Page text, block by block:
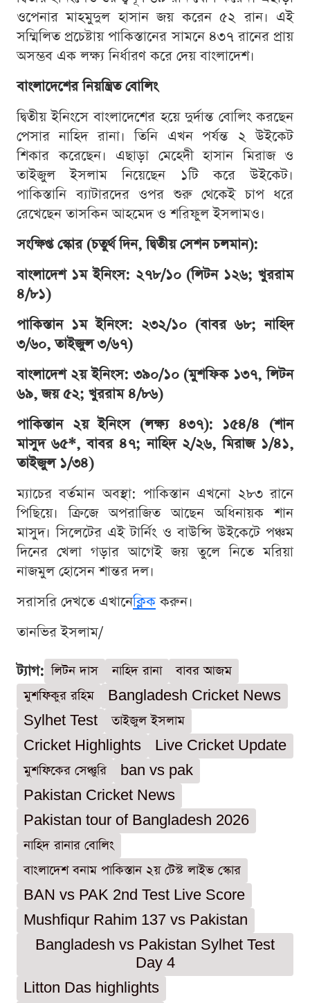
ওপেনার মাহমুদুল হাসান জয় করেন ৫২ রান। এই
সম্মিলিত প্রচেষ্টায় পাকিস্তানের সামনে ৪৩৭ রানের প্রায়
অসম্ভব এক লক্ষ্য নির্ধারণ করে দেয় বাংলাদেশ।
বাংলাদেশের নিয়ন্ত্রিত বোলিং
দ্বিতীয় ইনিংসে বাংলাদেশের হয়ে দুর্দান্ত বোলিং করছেন
পেসার নাহিদ রানা। তিনি এখন পর্যন্ত ২ উইকেট
শিকার করেছেন। এছাড়া মেহেদী হাসান মিরাজ ও
তাইজুল ইসলাম নিয়েছেন ১টি করে উইকেট।
পাকিস্তানি ব্যাটারদের ওপর শুরু থেকেই চাপ ধরে
রেখেছেন তাসকিন আহমেদ ও শরিফুল ইসলামও।
সংক্ষিপ্ত স্কোর (চতুর্থ দিন, দ্বিতীয় সেশন চলমান):
বাংলাদেশ ১ম ইনিংস: ২৭৮/১০ (লিটন ১২৬; খুররাম
৪/৮১)
পাকিস্তান ১ম ইনিংস: ২৩২/১০ (বাবর ৬৮; নাহিদ
৩/৬০, তাইজুল ৩/৬৭)
বাংলাদেশ ২য় ইনিংস: ৩৯০/১০ (মুশফিক ১৩৭, লিটন
৬৯, জয় ৫২; খুররাম ৪/৮৬)
পাকিস্তান ২য় ইনিংস (লক্ষ্য ৪৩৭): ১৫৪/৪ (শান
মাসুদ ৬৫*, বাবর ৪৭; নাহিদ ২/২৬, মিরাজ ১/৪১,
তাইজুল ১/৩৪)
ম্যাচের বর্তমান অবস্থা: পাকিস্তান এখনো ২৮৩ রানে
পিছিয়ে। ক্রিজে অপরাজিত আছেন অধিনায়ক শান
মাসুদ। সিলেটের এই টার্নিং ও বাউন্সি উইকেটে পঞ্চম
দিনের খেলা গড়ার আগেই জয় তুলে নিতে মরিয়া
নাজমুল হোসেন শান্তর দল।
সরাসরি দেখতে এখানেক্লিককরুন।
তানভির ইসলাম/
ট্যাগ: লিটন দাস নাহিদ রানা
বাবর আজম
মুশফিকুর রহিম
Bangladesh Cricket News
Sylhet Test
তাইজুল ইসলাম
Cricket Highlights
Live Cricket Update
মুশফিকের সেঞ্চুরি
ban vs pak
Pakistan Cricket News
Pakistan tour of Bangladesh 2026
নাহিদ রানার বোলিং
বাংলাদেশ বনাম পাকিস্তান ২য় টেস্ট লাইভ স্কোর
BAN vs PAK 2nd Test Live Score
Mushfiqur Rahim 137 vs Pakistan
Bangladesh vs Pakistan Sylhet Test
Day 4
Litton Das highlights